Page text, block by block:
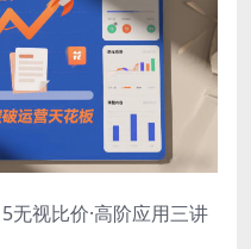
无视比价·高阶应用三讲